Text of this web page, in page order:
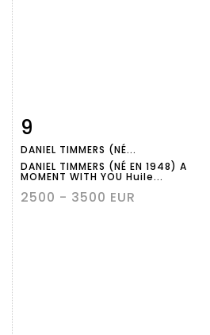
détaillée
9
DANIEL TIMMERS (NÉ...
DANIEL TIMMERS (NÉ EN 1948) A
MOMENT WITH YOU Huile...
2500 - 3500 EUR